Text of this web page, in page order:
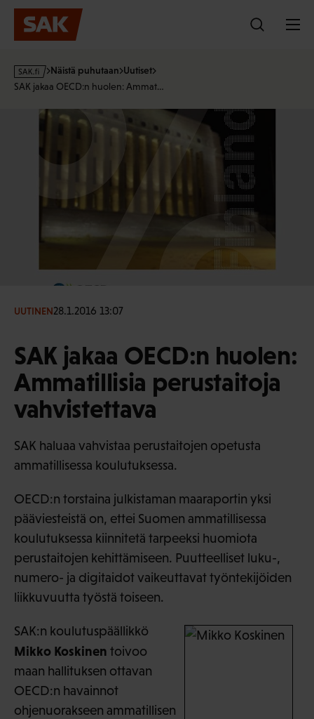
Hyppää
sisältöön
s
a
Näistä puhutaan Uutiset
SAK jakaa OECD:n huolen: Ammat…
UUTINEN28.1.2016 13:07
SAK jakaa OECD:n huolen:
Ammatillisia perustaitoja
vahvistettava
SAK haluaa vahvistaa perustaitojen opetusta
ammatillisessa koulutuksessa.
OECD:n torstaina julkistaman maaraportin yksi
pääviesteistä on, ettei Suomen ammatillisessa
koulutuksessa kiinnitetä tarpeeksi huomiota
perustaitojen kehittämiseen. Puutteelliset luku-,
numero- ja digitaidot vaikeuttavat työntekijöiden
liikkuvuutta työstä toiseen.
SAK:n koulutuspäällikkö
Mikko Koskinen toivoo
maan hallituksen ottavan
OECD:n havainnot
ohjenuorakseen ammatillisen